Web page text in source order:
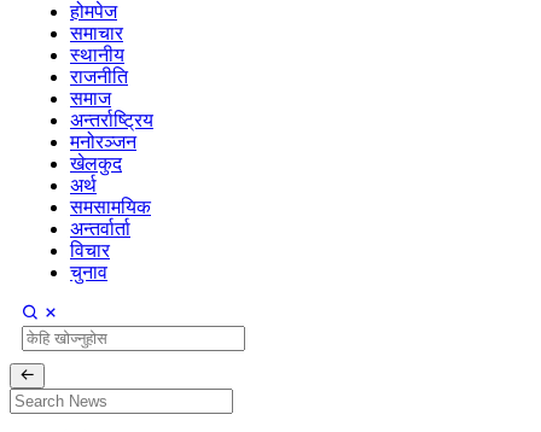
होमपेज
समाचार
स्थानीय
राजनीति
समाज
अन्तर्राष्ट्रिय
मनोरञ्जन
खेलकुद
अर्थ
समसामयिक
अन्तर्वार्ता
विचार
चुनाव